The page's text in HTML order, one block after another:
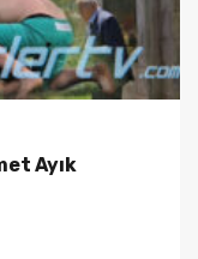
Ayık